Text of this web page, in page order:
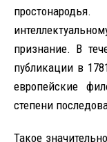
признание. В
публикации в
европейские
степени
Такое